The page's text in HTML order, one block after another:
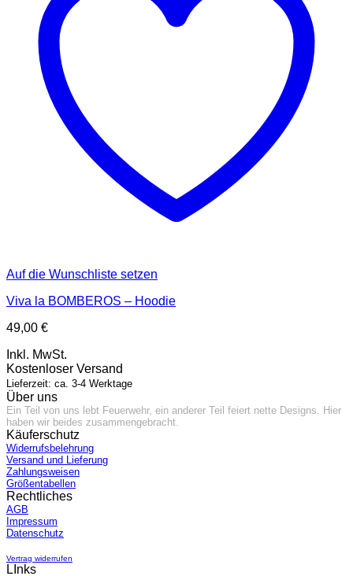
Auf die Wunschliste setzen
Viva la BOMBEROS – Hoodie
49,00 €
Inkl. MwSt.
Kostenloser Versand
Lieferzeit: ca. 3-4 Werktage
Über uns
Ein Teil von uns lebt Feuerwehr, ein anderer Teil feiert nette Designs. Hier
haben wir beides zusammengebracht.
Käuferschutz
Widerrufsbelehrung
Versand und Lieferung
Zahlungsweisen
Größentabellen
Rechtliches
AGB
Impressum
Datenschutz
Vertrag widerrufen
LInks